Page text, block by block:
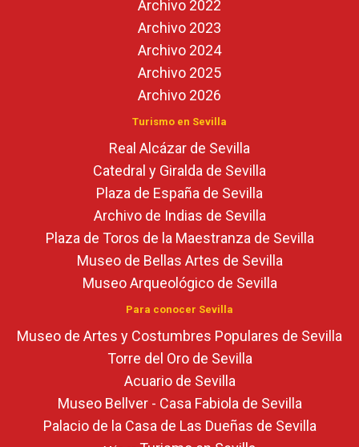
Archivo 2022
Archivo 2023
Archivo 2024
Archivo 2025
Archivo 2026
Turismo en Sevilla
Real Alcázar de Sevilla
Catedral y Giralda de Sevilla
Plaza de España de Sevilla
Archivo de Indias de Sevilla
Plaza de Toros de la Maestranza de Sevilla
Museo de Bellas Artes de Sevilla
Museo Arqueológico de Sevilla
Para conocer Sevilla
Museo de Artes y Costumbres Populares de Sevilla
Torre del Oro de Sevilla
Acuario de Sevilla
Museo Bellver - Casa Fabiola de Sevilla
Palacio de la Casa de Las Dueñas de Sevilla